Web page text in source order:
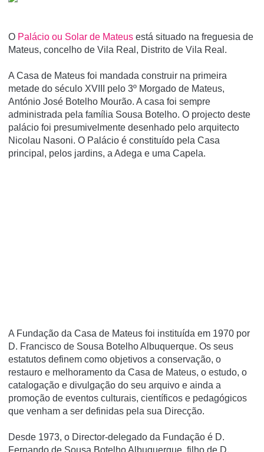
O Palácio ou Solar de Mateus está situado na freguesia de
Mateus, concelho de Vila Real, Distrito de Vila Real.
A Casa de Mateus foi mandada construir na primeira
metade do século XVIII pelo 3º Morgado de Mateus,
António José Botelho Mourão. A casa foi sempre
administrada pela famí­lia Sousa Botelho. O projecto deste
palácio foi presumivelmente desenhado pelo arquitecto
Nicolau Nasoni. O Palácio é constituí­do pela Casa
principal, pelos jardins, a Adega e uma Capela.
A Fundação da Casa de Mateus foi instituída em 1970 por
D. Francisco de Sousa Botelho Albuquerque. Os seus
estatutos definem como objetivos a conservação, o
restauro e melhoramento da Casa de Mateus, o estudo, o
catalogação e divulgação do seu arquivo e ainda a
promoção de eventos culturais, científicos e pedagógicos
que venham a ser definidas pela sua Direcção.
Desde 1973, o Director-delegado da Fundação é D.
Fernando de Sousa Botelho Albuquerque, filho de D.